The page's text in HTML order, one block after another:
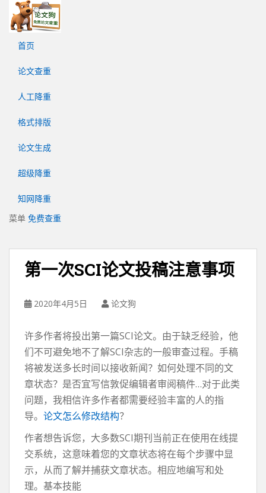
首页
论文查重
人工降重
格式排版
论文生成
超级降重
知网降重
菜单 免费查重
第一次SCI论文投稿注意事项
2020年4月5日 论文狗
许多作者将投出第一篇SCI论文。由于缺乏经验，他
们不可避免地不了解SCI杂志的一般审查过程。手稿
将被发送多长时间以接收新闻？如何处理不同的文
章状态？是否宜写信敦促编辑者审阅稿件…对于此类
问题，我相信许多作者都需要经验丰富的人的指
导。 论文怎么修改结构？
作者想告诉您，大多数SCI期刊当前正在使用在线提
交系统，这意味着您的文章状态将在每个步骤中显
示，从而了解并捕获文章状态。相应地编写和处
理。基本技能